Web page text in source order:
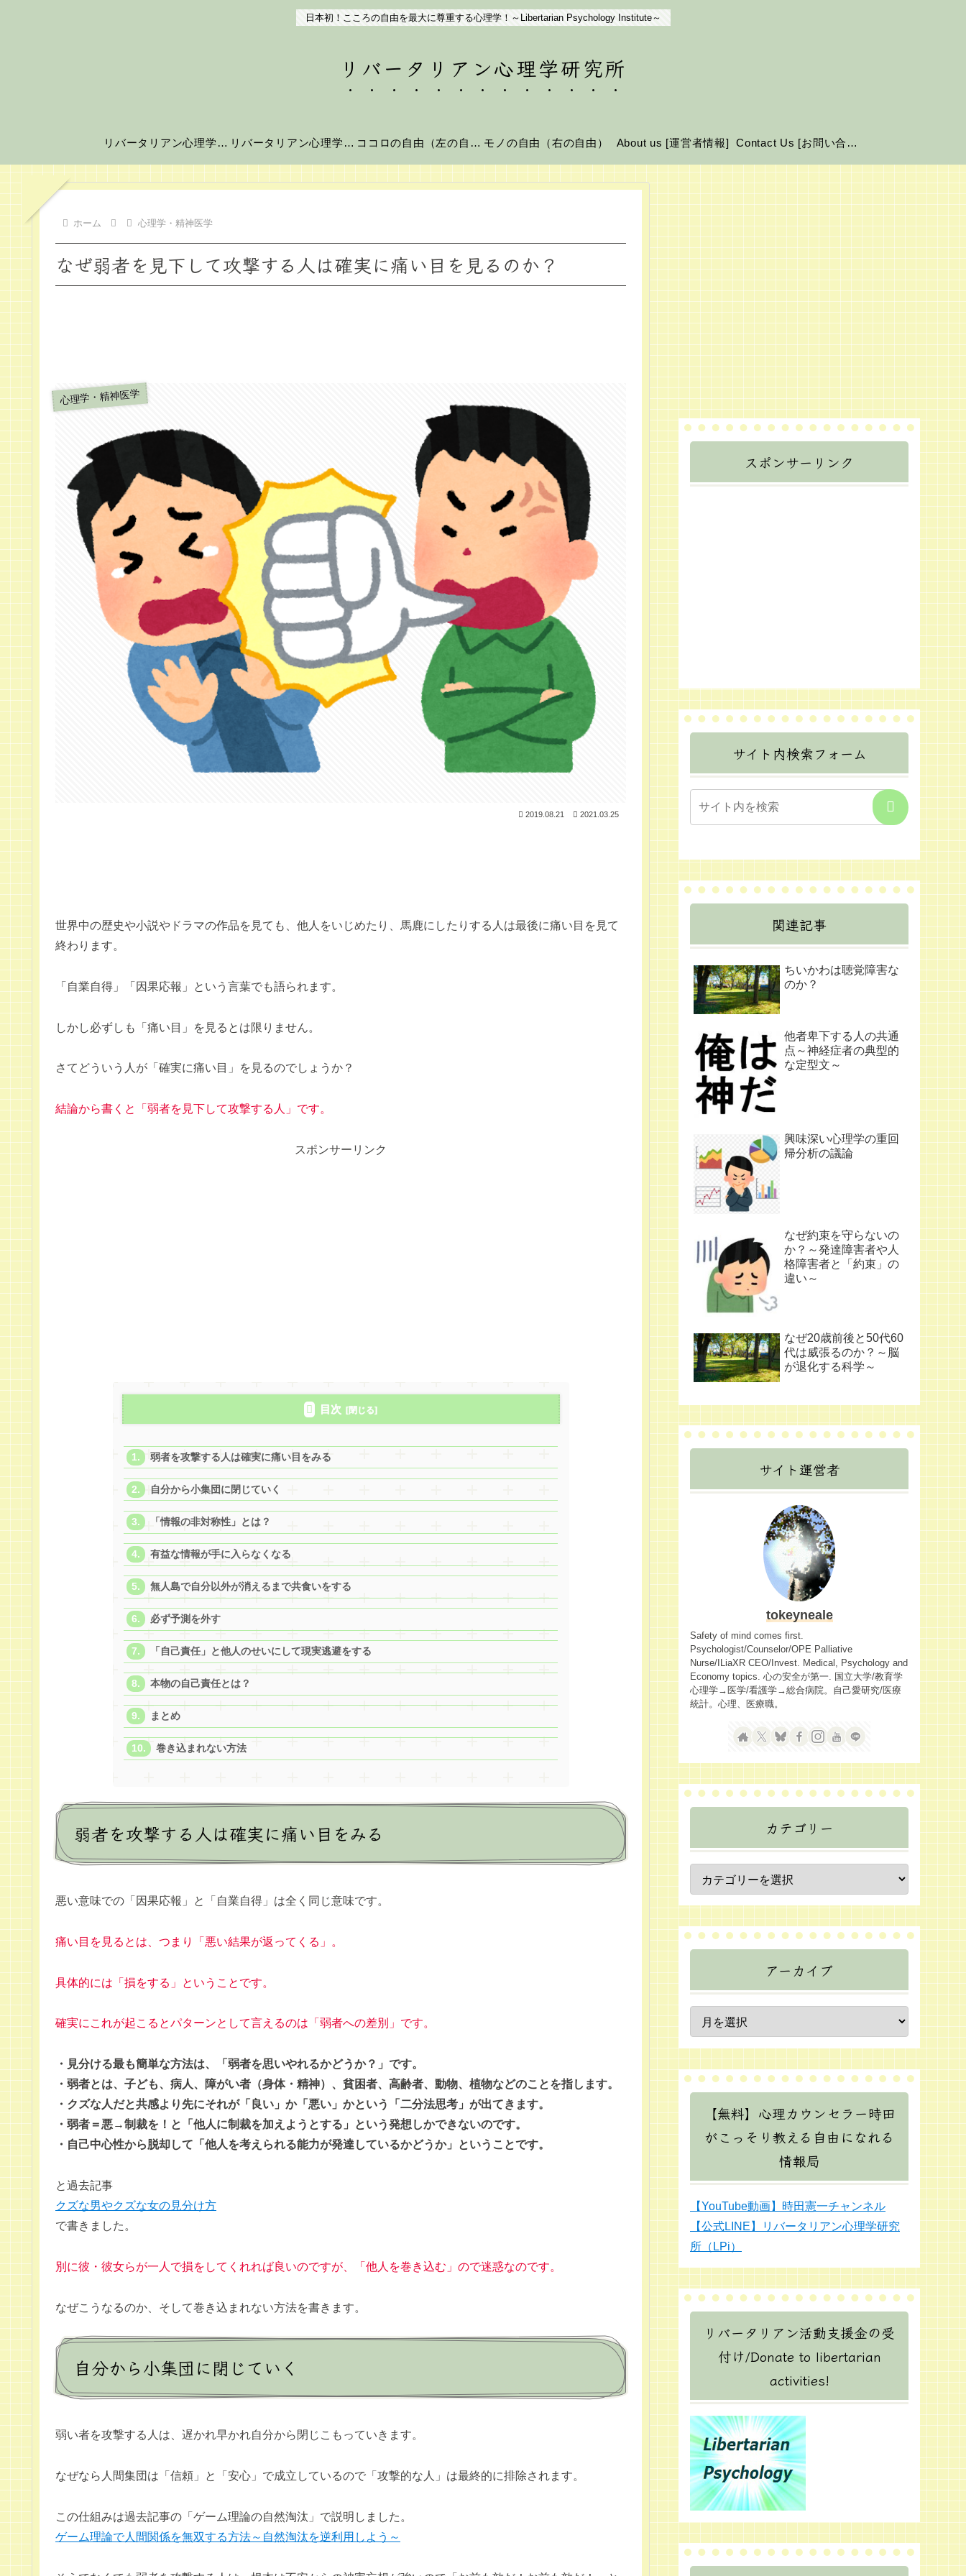
日本初！こころの自由を最大に尊重する心理学！～Libertarian Psychology Institute～
リバータリアン心理学研究所
リバータリアン心理学の世界へようこそ！ リバータリアン心理学とは？ ココロの自由（左の自由） モノの自由（右の自由） About us [運営者情報] Contact Us [お問い合わせ]
ホーム 心理学・精神医学
なぜ弱者を見下して攻撃する人は確実に痛い目を見るのか？
心理学・精神医学
2019.08.21 2021.03.25
世界中の歴史や小説やドラマの作品を見ても、他人をいじめたり、馬鹿にしたりする人は最後に痛い目を見て
終わります。
「自業自得」「因果応報」という言葉でも語られます。
しかし必ずしも「痛い目」を見るとは限りません。
さてどういう人が「確実に痛い目」を見るのでしょうか？
結論から書くと「弱者を見下して攻撃する人」です。
スポンサーリンク
目次
弱者を攻撃する人は確実に痛い目をみる
自分から小集団に閉じていく
「情報の非対称性」とは？
有益な情報が手に入らなくなる
無人島で自分以外が消えるまで共食いをする
必ず予測を外す
「自己責任」と他人のせいにして現実逃避をする
本物の自己責任とは？
まとめ
巻き込まれない方法
弱者を攻撃する人は確実に痛い目をみる
悪い意味での「因果応報」と「自業自得」は全く同じ意味です。
痛い目を見るとは、つまり「悪い結果が返ってくる」。
具体的には「損をする」ということです。
確実にこれが起こるとパターンとして言えるのは「弱者への差別」です。
・見分ける最も簡単な方法は、「弱者を思いやれるかどうか？」です。
・弱者とは、子ども、病人、障がい者（身体・精神）、貧困者、高齢者、動物、植物などのことを指します。
・クズな人だと共感より先にそれが「良い」か「悪い」かという「二分法思考」が出てきます。
・弱者＝悪→制裁を！と「他人に制裁を加えようとする」という発想しかできないのです。
・自己中心性から脱却して「他人を考えられる能力が発達しているかどうか」ということです。
と過去記事
クズな男やクズな女の見分け方
で書きました。
別に彼・彼女らが一人で損をしてくれれば良いのですが、「他人を巻き込む」ので迷惑なのです。
なぜこうなるのか、そして巻き込まれない方法を書きます。
自分から小集団に閉じていく
弱い者を攻撃する人は、遅かれ早かれ自分から閉じこもっていきます。
なぜなら人間集団は「信頼」と「安心」で成立しているので「攻撃的な人」は最終的に排除されます。
この仕組みは過去記事の「ゲーム理論の自然淘汰」で説明しました。
ゲーム理論で人間関係を無双する方法～自然淘汰を逆利用しよう～
スポンサーリンク
サイト内検索フォーム
関連記事
ちいかわは聴覚障害な
のか？
他者卑下する人の共通
点～神経症者の典型的
な定型文～
興味深い心理学の重回
帰分析の議論
なぜ約束を守らないの
か？～発達障害者や人
格障害者と「約束」の
違い～
なぜ20歳前後と50代60
代は威張るのか？～脳
が退化する科学～
サイト運営者
tokeyneale
Safety of mind comes first.
Psychologist/Counselor/OPE Palliative
Nurse/ILiaXR CEO/Invest. Medical, Psychology and
Economy topics. 心の安全が第一. 国立大学/教育学
心理学→医学/看護学→総合病院。自己愛研究/医療
統計。心理、医療職。
カテゴリー
アーカイブ
【無料】心理カウンセラー時田
がこっそり教える自由になれる
情報局
【YouTube動画】時田憲一チャンネル
【公式LINE】リバータリアン心理学研究
所（LPi）
リバータリアン活動支援金の受
付け/Donate to libertarian
activities!